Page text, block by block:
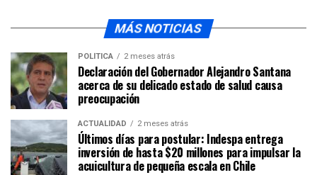
MÁS NOTICIAS
POLÍTICA 2 meses atrás
Declaración del Gobernador Alejandro Santana
acerca de su delicado estado de salud causa
preocupación
ACTUALIDAD 2 meses atrás
Últimos días para postular: Indespa entrega
inversión de hasta $20 millones para impulsar la
acuicultura de pequeña escala en Chile